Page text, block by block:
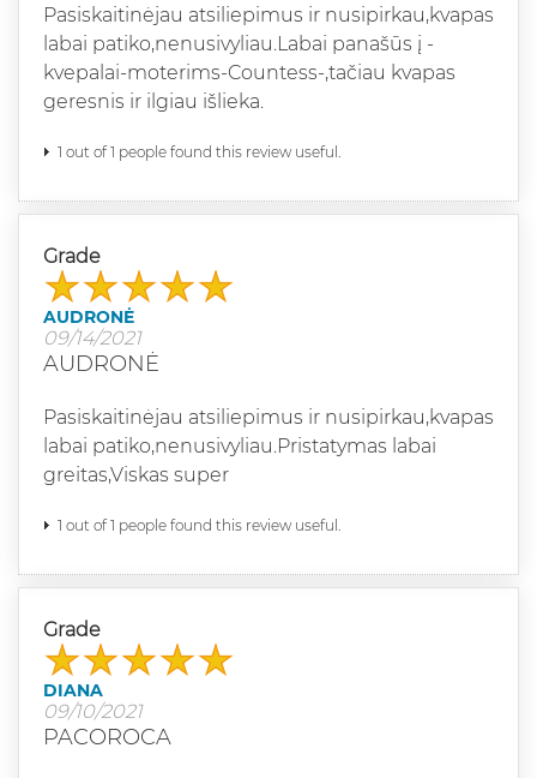
Pasiskaitinėjau atsiliepimus ir nusipirkau,kvapas
labai patiko,nenusivyliau.Labai panašūs į -
kvepalai-moterims-Countess-,tačiau kvapas
geresnis ir ilgiau išlieka.
1 out of 1 people found this review useful.
Grade
AUDRONĖ
09/14/2021
AUDRONĖ
Pasiskaitinėjau atsiliepimus ir nusipirkau,kvapas
labai patiko,nenusivyliau.Pristatymas labai
greitas,Viskas super
1 out of 1 people found this review useful.
Grade
DIANA
09/10/2021
PACOROCA